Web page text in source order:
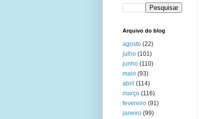
Arquivo do blog
agosto (22)
julho (101)
junho (110)
maio (93)
abril (114)
março (116)
fevereiro (91)
janeiro (99)